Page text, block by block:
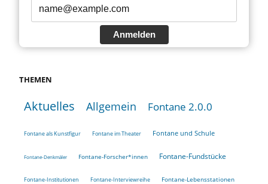
Anmelden
THEMEN
Aktuelles Allgemein Fontane 2.0.0
Fontane als Kunstfigur Fontane im Theater Fontane und Schule
Fontane-Denkmäler Fontane-Forscher*innen Fontane-Fundstücke
Fontane-Institutionen Fontane-Interviewreihe Fontane-Lebensstationen